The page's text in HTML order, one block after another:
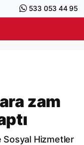
533 053 44 95
zam
Sosyal Hizmetler